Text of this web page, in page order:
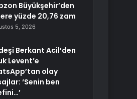
Büyükşehir’den
yüzde 20,76 zam
5, 2026
Berkant Acil’den
Levent’e
olay
‘Senin ben